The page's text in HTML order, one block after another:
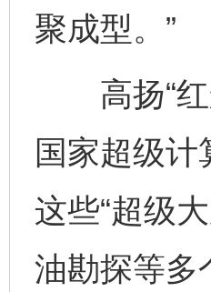
聚成型。”
高扬“红
国家超级
这些“超级
油勘探等多